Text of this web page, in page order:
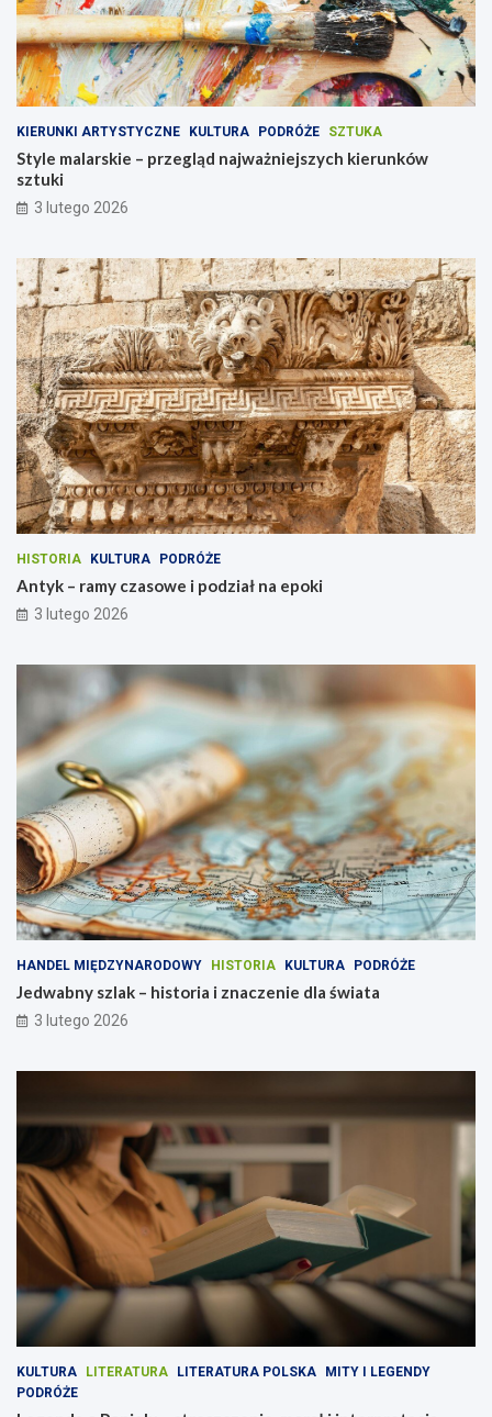
KIERUNKI ARTYSTYCZNE KULTURA PODRÓŻE SZTUKA
Style malarskie – przegląd najważniejszych kierunków
sztuki
3 lutego 2026
HISTORIA KULTURA PODRÓŻE
Antyk – ramy czasowe i podział na epoki
3 lutego 2026
HANDEL MIĘDZYNARODOWY HISTORIA KULTURA PODRÓŻE
Jedwabny szlak – historia i znaczenie dla świata
3 lutego 2026
KULTURA LITERATURA LITERATURA POLSKA
MITY I LEGENDY
PODRÓŻE